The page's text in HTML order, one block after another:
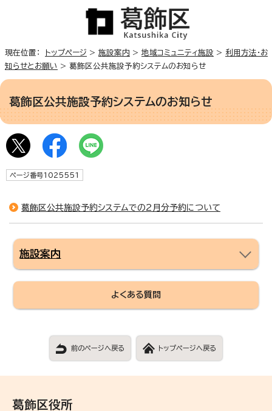
現在位置： トップページ > 施設案内 > 地域コミュニティ施設 > 利用方法・お
知らせとお願い > 葛飾区公共施設予約システムのお知らせ
葛飾区公共施設予約システムのお知らせ
ページ番号1025551
葛飾区公共施設予約システムでの2月分予約について
施設案内
よくある質問
前のページへ戻る トップページへ戻る
葛飾区役所